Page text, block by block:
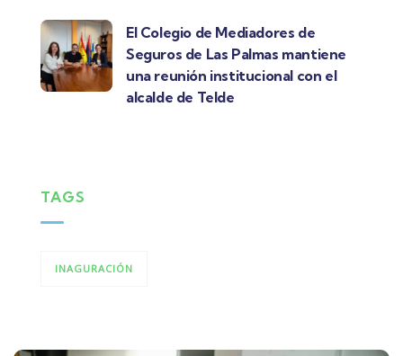
El Colegio de Mediadores de
Seguros de Las Palmas mantiene
una reunión institucional con el
alcalde de Telde
TAGS
INAGURACIÓN